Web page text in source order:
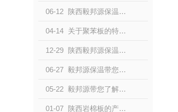
06-12 陕西毅邦源保温材料有限公司的保温材料核心优势都有哪些？
04-14 关于聚苯板的特点和适用范围
12-29 陕西毅邦源保温材料有限公司的市场竞争力体现在哪些方面？
06-27 毅邦源保温带您看xps挤塑板的应用范围有哪些？
05-22 毅邦源带您了解岩棉板和玻璃棉板有什么区别？
01-07 陕西岩棉板的产品性能特点和用途